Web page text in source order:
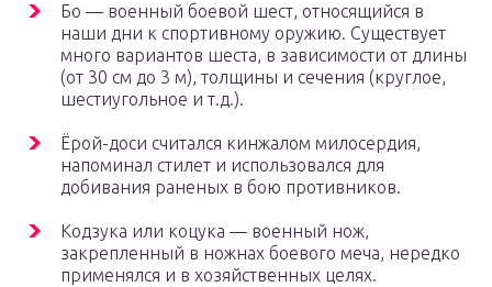
Бо — военный боевой шест, относящийся в
наши дни к спортивному оружию. Существует
много вариантов шеста, в зависимости от длины
(от 30 см до 3 м), толщины и сечения (круглое,
шестиугольное и т.д.).
Ёрой-доси считался кинжалом милосердия,
напоминал стилет и использовался для
добивания раненых в бою противников.
Кодзука или коцука — военный нож,
закрепленный в ножнах боевого меча, нередко
применялся и в хозяйственных целях.